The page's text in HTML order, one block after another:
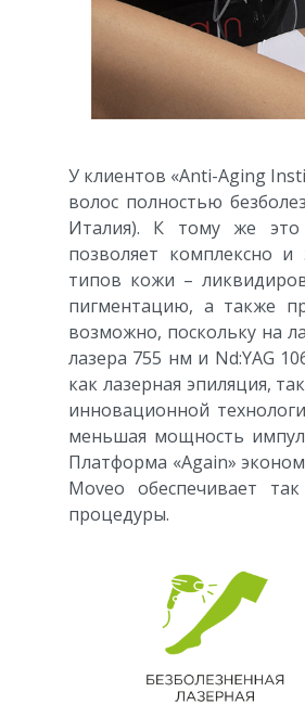
У клиентов «Anti-Aging
волос полностью
Италия). К тому же это
позволяет комплексно
типов кожи –
пигментацию, а также
возможно, поскольку на
лазера 755 нм и Nd:YAG
как лазерная эпиляция,
инновационной
меньшая мощность
Платформа «Again»
Moveo обеспечивает
процедуры.